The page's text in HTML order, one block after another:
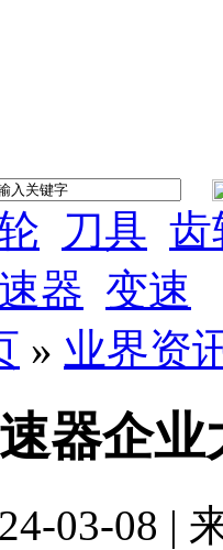
刀具 齿
器 变速
» 业界资
器企业
03-08 |